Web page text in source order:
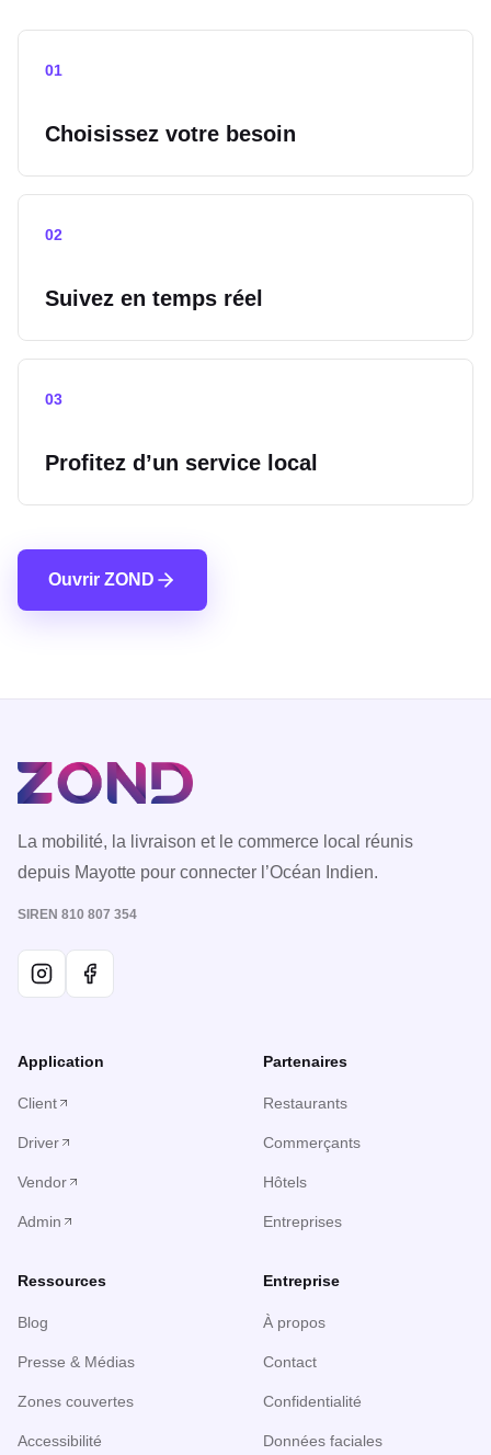
01
Choisissez votre besoin
02
Suivez en temps réel
03
Profitez d’un service local
Ouvrir ZOND
La mobilité, la livraison et le commerce local réunis
depuis Mayotte pour connecter l’Océan Indien.
SIREN 810 807 354
Application
Client
Driver
Vendor
Admin
Partenaires
Restaurants
Commerçants
Hôtels
Entreprises
Ressources
Blog
Presse & Médias
Zones couvertes
Accessibilité
Entreprise
À propos
Contact
Confidentialité
Données faciales